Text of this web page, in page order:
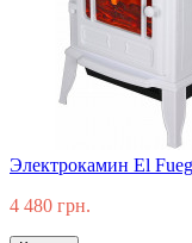
Электрокамин El
4 480 грн.